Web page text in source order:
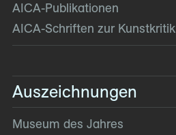
AICA-Publikationen
AICA-Schriften zur Kunstkritik
Auszeichnungen
Museum des Jahres